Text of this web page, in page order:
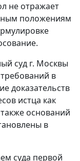
не отражает
положениям
суд г. Москвы
в
доказательств
истца как
оснований
в
суда первой